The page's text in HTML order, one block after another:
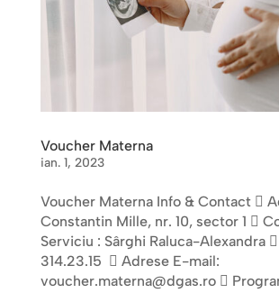
Voucher Materna
ian. 1, 2023
Voucher Materna Info & Contact 
Constantin Mille, nr. 10, sector 1 
Serviciu : Sârghi Raluca-Alexandra
314.23.15  Adrese E-mail:
voucher.materna@dgas.ro 